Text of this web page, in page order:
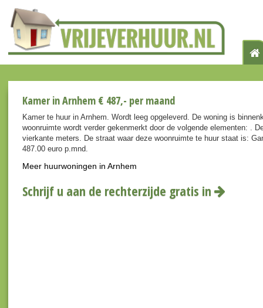
Kamer in Arnhem € 487,- per maand
Kamer te huur in Arnhem. Wordt leeg opgeleverd. De woning is
woonruimte wordt verder gekenmerkt door de volgende elementen: .
vierkante meters. De straat waar deze woonruimte te huur staat is:
487.00 euro p.mnd.
Meer huurwoningen in Arnhem
Schrijf u aan de rechterzijde gratis in